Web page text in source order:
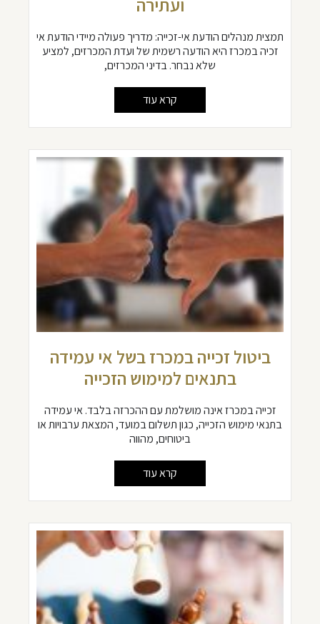
תמצית מנהלים הודעת אי-זכייה: מדריך פעולה מיידי הודעת אי
זכיה במכרז היא הודעה רשמית של ועדת המכרזים, למציע
שלא נבחר. בדיני המכרזים,
קרא עוד
ביטול זכייה במכרז בשל אי עמידה
בתנאים למימוש הזכייה
זכייה במכרז אינה מושלמת עם ההכרזה בלבד. אי עמידה
בתנאי מימוש הזכייה, כגון תשלום במועד, המצאת ערבויות או
ביטוחים, מהווה
קרא עוד